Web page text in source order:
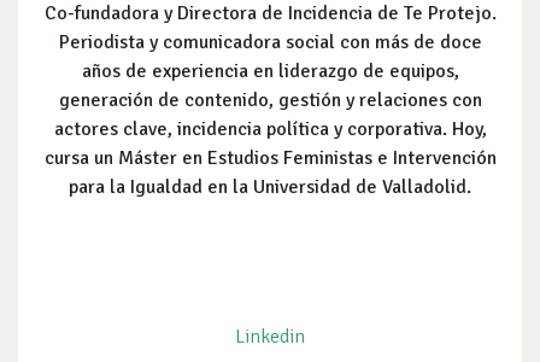
Co-fundadora y Directora de Incidencia de Te Protejo.
Periodista y comunicadora social con más de doce
años de experiencia en liderazgo de equipos,
generación de contenido, gestión y relaciones con
actores clave, incidencia política y corporativa. Hoy,
cursa un Máster en Estudios Feministas e Intervención
para la Igualdad en la Universidad de Valladolid.
Linkedin